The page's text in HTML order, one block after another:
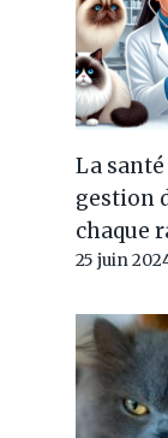
La
gestion
chaque
25 juin